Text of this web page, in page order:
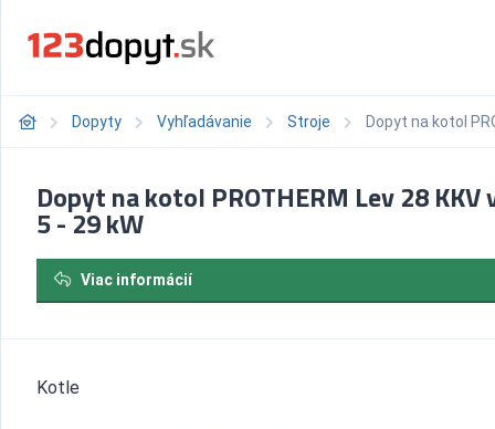
Dopyty Vyhľadávanie Stroje Dopyt na kotol
Dopyt na kotol PROTHERM Lev 28 KKV
5 - 29 kW
Viac informácií
Kotle